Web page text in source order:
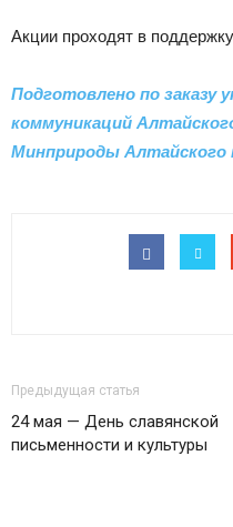
Акции проходят в
Подготовлено по заказу
коммуникаций
Минприроды Алтайского
Предыдущая статья
24 мая — День славянской
письменности и культуры